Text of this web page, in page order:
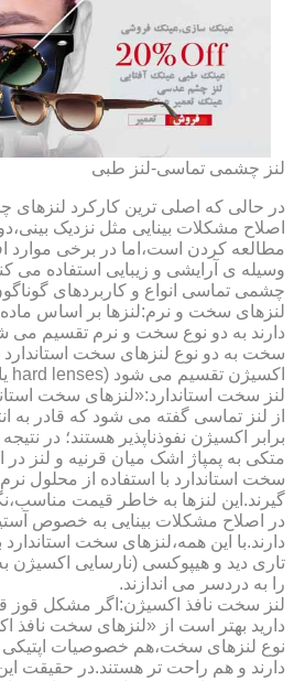
لنز چشمی تماسی-لنز طبی
در حالی که اصلی ترین کارکرد
اصلاح مشکلات بینایی مثل نزدیک
مطالعه کردن است،اما در برخی موارد
وسیله ی آرایشی و زیبایی استفاده می
چشمی تماسی انواع و کاربردهای
لنزهای سخت و نرم:لنزها بر اساس
دارند به دو نوع سخت و نرم تقسیم می
سخت به دو نوع لنزهای سخت
اکسیژن تقسیم می شود (hard lenses یا GP lenses).
لنز سخت استاندارد:«لنزهای سخت
از لنز تماسی گفته می شود که قادر به
برابر اکسیژن نفوذناپذیر هستند؛ در
متکی به پمپاژ اشک میان قرنیه و لنز
سخت استاندارد با استفاده از محلول
گیرند.این لنزها به خاطر قیمت
در اصلاح مشکلات بینایی به خصوص
دارند.با این همه،لنزهای سخت
تاری دید و هیپوکسی (نارسایی اکسیژن
را به دردسر می اندازند.
لنز سخت نافذ اکسیژن:اگر مشکل قوز
دارید بهتر است از «لنزهای سخت نافذ
نوع لنزهای سخت،هم خصوصیات اپتیکی
دارند و هم راحت تر هستند.در حقیقت این